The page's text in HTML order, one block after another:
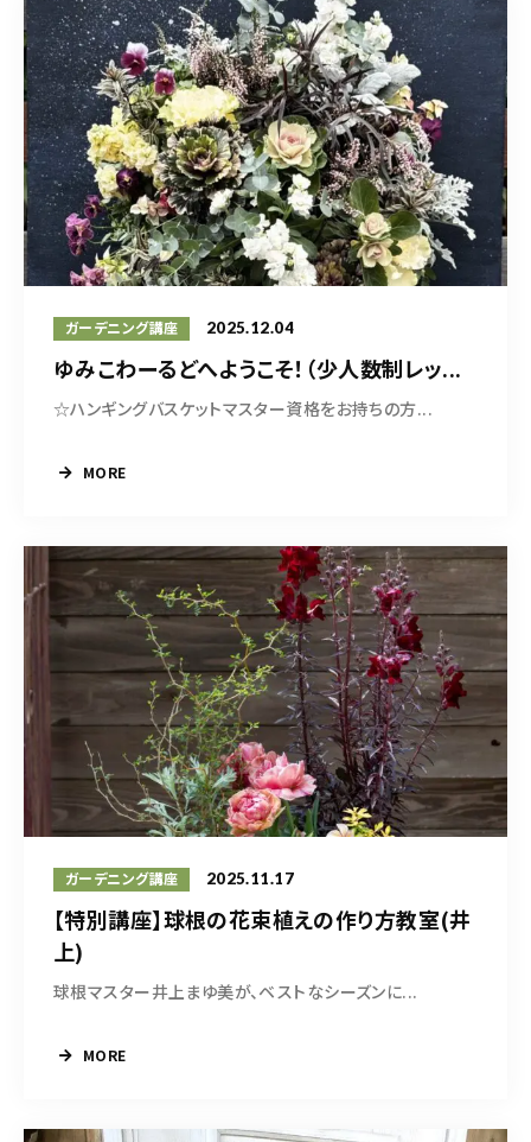
ガーデニング講座 2025.12.04
ゆみこわーるどへようこそ！（少人数制レッ...
☆ハンギングバスケットマスター資格をお持ちの方...
MORE
ガーデニング講座 2025.11.17
【特別講座】球根の花束植えの作り方教室(井
上)
球根マスター井上まゆ美が、ベストなシーズンに...
MORE